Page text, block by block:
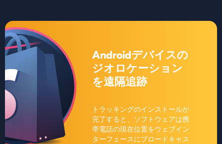
Androidデバイスの
ジオロケーション
を遠隔追跡
トラッキングのインストールが
完了すると、ソフトウェアは携
帯電話の現在位置をウェブイン
ターフェースにブロードキャス